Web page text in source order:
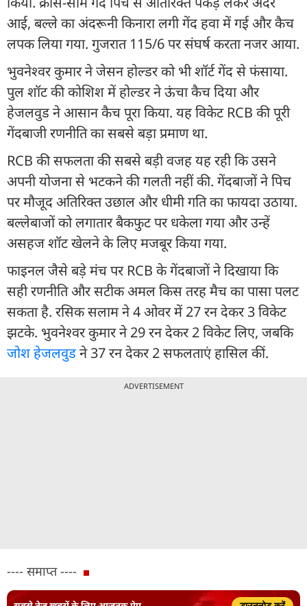
आई, बल्ले का अंदरूनी किनारा लगी गेंद हवा में गई और कैच
लपक लिया गया. गुजरात 115/6 पर संघर्ष करता नजर आया.
भुवनेश्वर कुमार ने जेसन होल्डर को भी शॉर्ट गेंद से फंसाया.
पुल शॉट की कोशिश में होल्डर ने ऊंचा कैच दिया और
हेजलवुड ने आसान कैच पूरा किया. यह विकेट RCB की पूरी
गेंदबाजी रणनीति का सबसे बड़ा प्रमाण था.
RCB की सफलता की सबसे बड़ी वजह यह रही कि उसने
अपनी योजना से भटकने की गलती नहीं की. गेंदबाजों ने पिच
पर मौजूद अतिरिक्त उछाल और धीमी गति का फायदा उठाया.
बल्लेबाजों को लगातार बैकफुट पर धकेला गया और उन्हें
असहज शॉट खेलने के लिए मजबूर किया गया.
फाइनल जैसे बड़े मंच पर RCB के गेंदबाजों ने दिखाया कि
सही रणनीति और सटीक अमल किस तरह मैच का पासा पलट
सकता है. रस‍िक सलाम ने 4 ओवर में 27 रन देकर 3 विकेट
झटके. भुवनेश्वर कुमार ने 29 रन देकर 2 विकेट लिए, जबकि
जोश हेजलवुडने 37 रन देकर 2 सफलताएं हासिल कीं.
ADVERTISEMENT
---- समाप्त ----